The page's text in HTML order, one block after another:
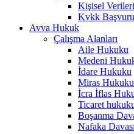
Kişisel
Kvkk
Avva Hukuk
Çalışma Alanları
Aile Hukuku
Medeni
İdare Hukuku
Miras Hukuku
İcra İflas
Ticaret
Boşanma
Nafaka Davası